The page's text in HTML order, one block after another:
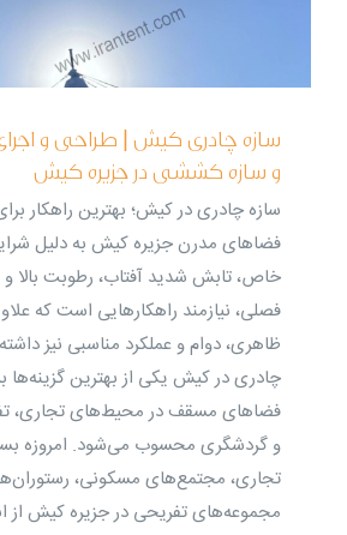
سازه چادری کیش | طراحی و
و سازه کششی در جزیره کیش
سازه چادری در کیش؛ بهترین راهکار
فضاهای مدرن جزیره کیش به دلیل
خاص، تابش شدید آفتاب، رطوبت بالا
فصلی، نیازمند راهکارهایی است که
ظاهری، دوام و عملکرد مناسبی نیز
چادری در کیش یکی از بهترین گزینه‌ها
فضاهای مسقف در محیط‌های تجاری،
و گردشگری محسوب می‌شود. امروزه
تجاری، مجتمع‌های مسکونی،
مجموعه‌های تفریحی در جزیره کیش از